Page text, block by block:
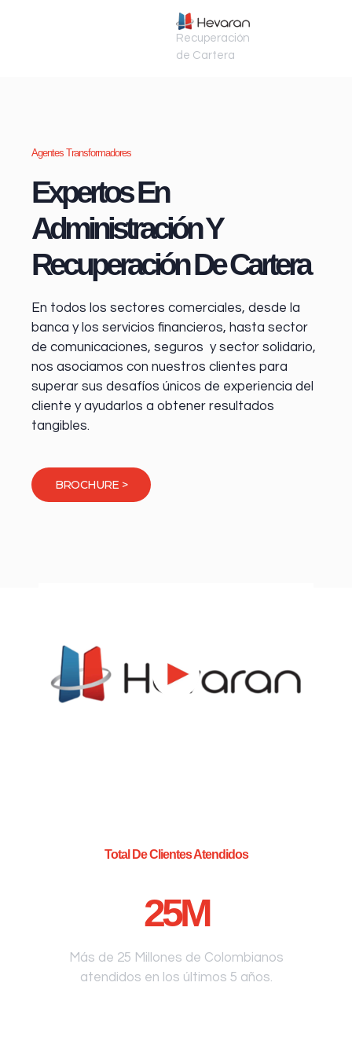
Recuperación
de Cartera
Agentes Transformadores
Expertos En
Administración Y
Recuperación De Cartera
En todos los sectores comerciales, desde la
banca y los servicios financieros, hasta sector
de comunicaciones, seguros y sector solidario,
nos asociamos con nuestros clientes para
superar sus desafíos únicos de experiencia del
cliente y ayudarlos a obtener resultados
tangibles.
BROCHURE >
Total De Clientes Atendidos
25M
Más de 25 Millones de Colombianos
atendidos en los últimos 5 años.